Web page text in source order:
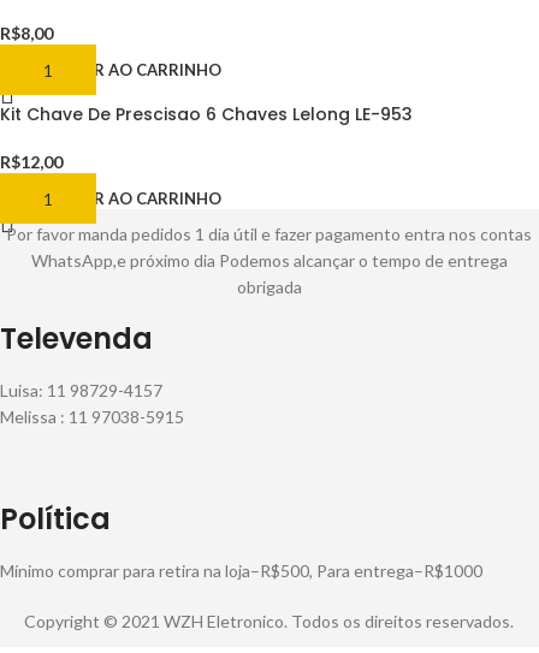
R$8,00
ADICIONAR AO CARRINHO
Kit Chave De Prescisao 6 Chaves Lelong LE-953
R$12,00
ADICIONAR AO CARRINHO
Por favor manda pedidos 1 dia útil e fazer pagamento entra nos contas
WhatsApp,e próximo dia Podemos alcançar o tempo de entrega
obrigada
Televenda
Luisa: 11 98729-4157
Melissa : 11 97038-5915
Política
Mínimo comprar para retira na loja–R$500, Para entrega–R$1000
Copyright © 2021 WZH Eletronico. Todos os direitos reservados.